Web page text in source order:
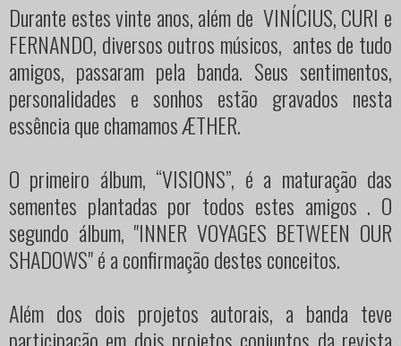
Durante estes vinte anos, além de VINÍCIUS, CURI e
FERNANDO, diversos outros músicos, antes de tudo
amigos, passaram pela banda. Seus sentimentos,
personalidades e sonhos estão gravados nesta
essência que chamamos ÆTHER.
O primeiro álbum, “VISIONS”, é a maturação das
sementes plantadas por todos estes amigos . O
segundo álbum, "INNER VOYAGES BETWEEN OUR
SHADOWS" é a confirmação destes conceitos.
Além dos dois projetos autorais, a banda teve